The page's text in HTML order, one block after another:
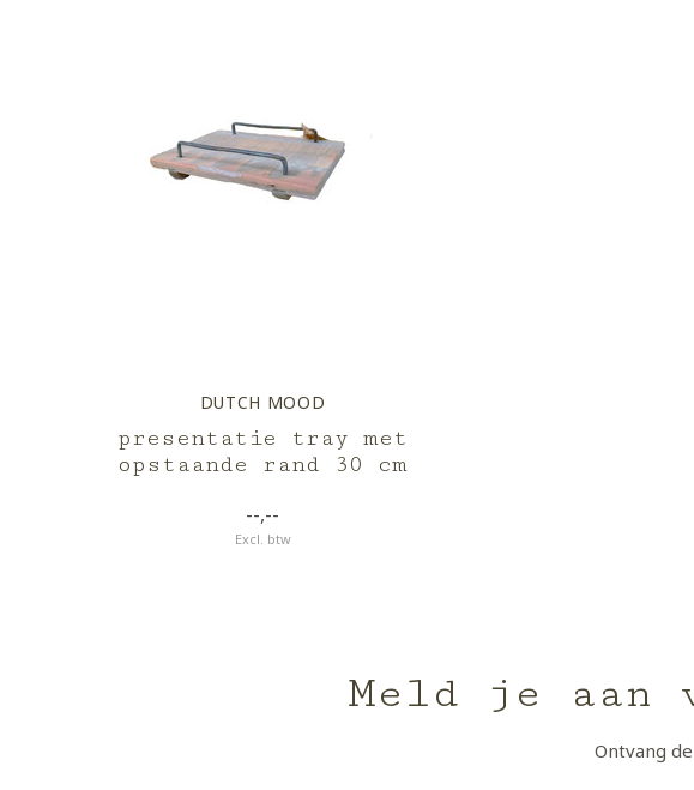
DUTCH MOOD
presentatie tray met
opstaande rand 30 cm
--,--
Excl. btw
Meld je aan
Ontvang